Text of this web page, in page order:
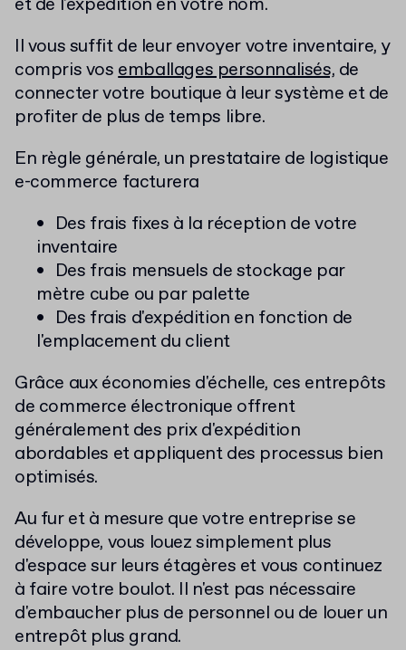
Il vous suffit de leur envoyer votre inventaire, y
compris vosemballages personnalisés, de
connecter votre boutique à leur système et de
profiter de plus de temps libre.
En règle générale, un prestataire de logistique
e-commerce facturera
Des frais fixes à la réception de votre
inventaire
Des frais mensuels de stockage par
mètre cube ou par palette
Des frais d'expédition en fonction de
l'emplacement du client
Grâce aux économies d'échelle, ces entrepôts
de commerce électronique offrent
généralement des prix d'expédition
abordables et appliquent des processus bien
optimisés.
Au fur et à mesure que votre entreprise se
développe, vous louez simplement plus
d'espace sur leurs étagères et vous continuez
à faire votre boulot. Il n'est pas nécessaire
d'embaucher plus de personnel ou de louer un
entrepôt plus grand.